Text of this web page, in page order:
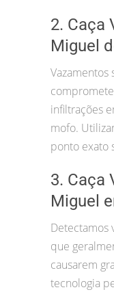
2. Caça
Miguel
infiltrações
mofo.
ponto exato
3. Caça
Miguel
Detectamos
que
causarem
tecnologia